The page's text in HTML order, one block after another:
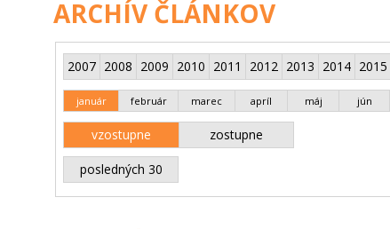
ARCHÍV ČLÁNKOV
2007 2008 2009 2010 2011 2012 2013 2014 2015
január február marec apríl máj jún
vzostupne zostupne
posledných 30